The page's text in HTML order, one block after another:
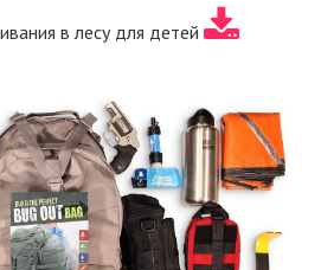
в лесу для детей